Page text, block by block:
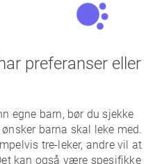
preferanser eller
egne barn, bør du sjekke
barna skal leke med.
tre-leker, andre vil at
kan også være spesifikke